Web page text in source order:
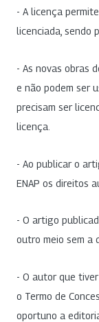
- A licença
licenciada, sendo
- As novas obras
e não podem ser
precisam ser
licença.
- Ao publicar o
ENAP os direitos
- O artigo
outro meio sem a
- O autor que
o Termo de
oportuno a